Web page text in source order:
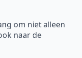
om niet alleen
naar de